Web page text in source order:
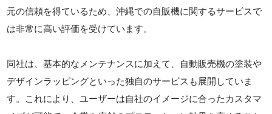
元の信頼を得ているため、沖縄での自販機に関するサービスで
は非常に高い評価を受けています。
同社は、基本的なメンテナンスに加えて、自動販売機の塗装や
デザインラッピングといった独自のサービスも展開していま
す。これにより、ユーザーは自社のイメージに合ったカスタマ